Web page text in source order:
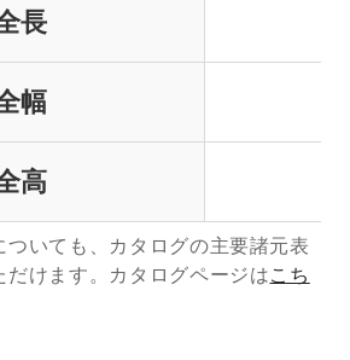
長
幅
高
ついても、カタログの主要諸元表
だけます。カタログページはこち